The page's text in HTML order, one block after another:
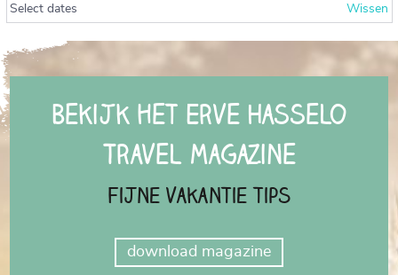
Select dates Wissen
Bekijk het Erve Hasselo
Travel Magazine
Fijne vakantie tips
download magazine